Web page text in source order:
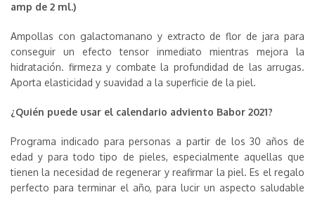
amp de 2 ml.)
Ampollas con galactomanano y extracto de flor de jara para
conseguir un efecto tensor inmediato mientras mejora la
hidratación. firmeza y combate la profundidad de las arrugas.
Aporta elasticidad y suavidad a la superficie de la piel.
¿Quién puede usar el calendario adviento Babor 2021?
Programa indicado para personas a partir de los 30 años de
edad y para todo tipo de pieles, especialmente aquellas que
tienen la necesidad de regenerar y reafirmar la piel. Es el regalo
perfecto para terminar el año, para lucir un aspecto saludable